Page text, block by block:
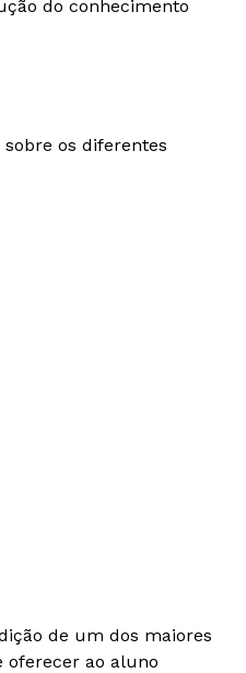
do conhecimento
os diferentes
de um dos maiores
oferecer ao aluno